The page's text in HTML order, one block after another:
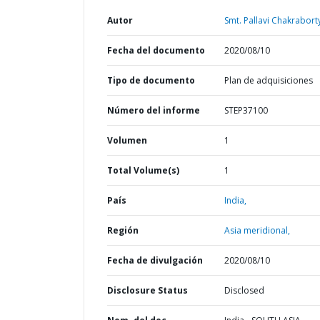
Autor Smt. Pallavi
Fecha del documento 2020/08/10
Tipo de documento Plan de adquisiciones
Número del informe STEP37100
Volumen 1
Total Volume(s) 1
País India,
Región Asia meridional,
Fecha de divulgación 2020/08/10
Disclosure Status Disclosed